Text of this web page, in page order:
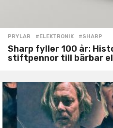
PRYLAR #ELEKTRONIK ,#SHARP
Sharp fyller 100 år:
stiftpennor till bärbar